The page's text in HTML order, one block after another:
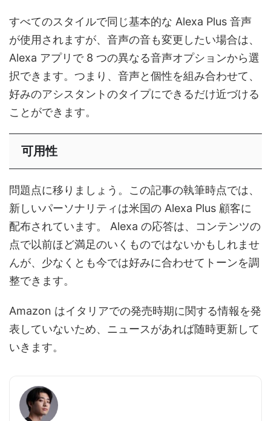
すべてのスタイルで同じ基本的な Alexa Plus 音声
が使用されますが、音声の音も変更したい場合は、
Alexa アプリで 8 つの異なる音声オプションから選
択できます。つまり、音声と個性を組み合わせて、
好みのアシスタントのタイプにできるだけ近づける
ことができます。
可用性
問題点に移りましょう。この記事の執筆時点では、
新しいパーソナリティは米国の Alexa Plus 顧客に
配布されています。 Alexa の応答は、コンテンツの
点で以前ほど満足のいくものではないかもしれませ
んが、少なくとも今では好みに合わせてトーンを調
整できます。
Amazon はイタリアでの発売時期に関する情報を発
表していないため、ニュースがあれば随時更新して
いきます。